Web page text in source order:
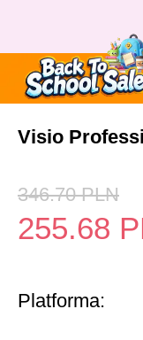
Visio
346.70 PLN
255.68
Platforma: